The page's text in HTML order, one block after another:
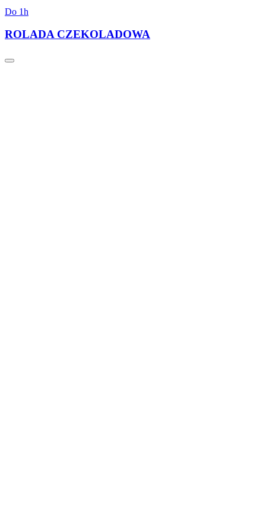
Do 1h
ROLADA CZEKOLADOWA